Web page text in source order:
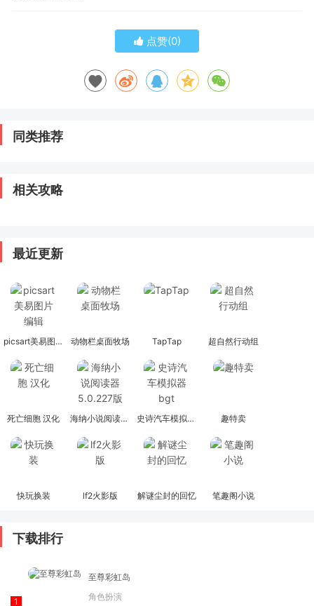
点赞(0)
同类推荐
相关攻略
最近更新
picsart美易图片编辑 动物栏桌面牧场 TapTap 超自然行动组
死亡细胞 汉化 海纳小说阅读器 5.0.227版 史诗汽车模拟器bgt 趣特卖
快玩换装 lf2火影版 解谜尘封的回忆 笔趣阁小说
下载排行
至尊彩虹岛
角色扮演